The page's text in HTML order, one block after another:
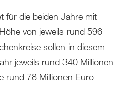
für die beiden Jahre mit
von jeweils rund 596
sollen in diesem
jeweils rund 340 Millionen
rund 78 Millionen Euro